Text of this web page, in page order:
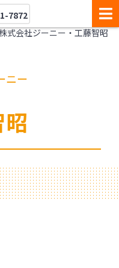
7872
式会社ジーニー・工藤智昭
ニー